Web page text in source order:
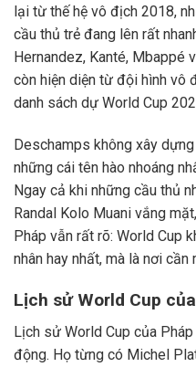
lại từ thế hệ vô địch 2018,
cầu thủ trẻ đang lên rất
Hernandez, Kanté, Mbappé
còn hiện diện từ đội hình vô
danh sách dự World Cup
Deschamps không xây
những cái tên hào nhoáng
Ngay cả khi những cầu thủ
Randal Kolo Muani vắng
Pháp vẫn rất rõ: World Cup
nhân hay nhất, mà là nơi
Lịch sử World Cup
Lịch sử World Cup của
động. Họ từng có Michel